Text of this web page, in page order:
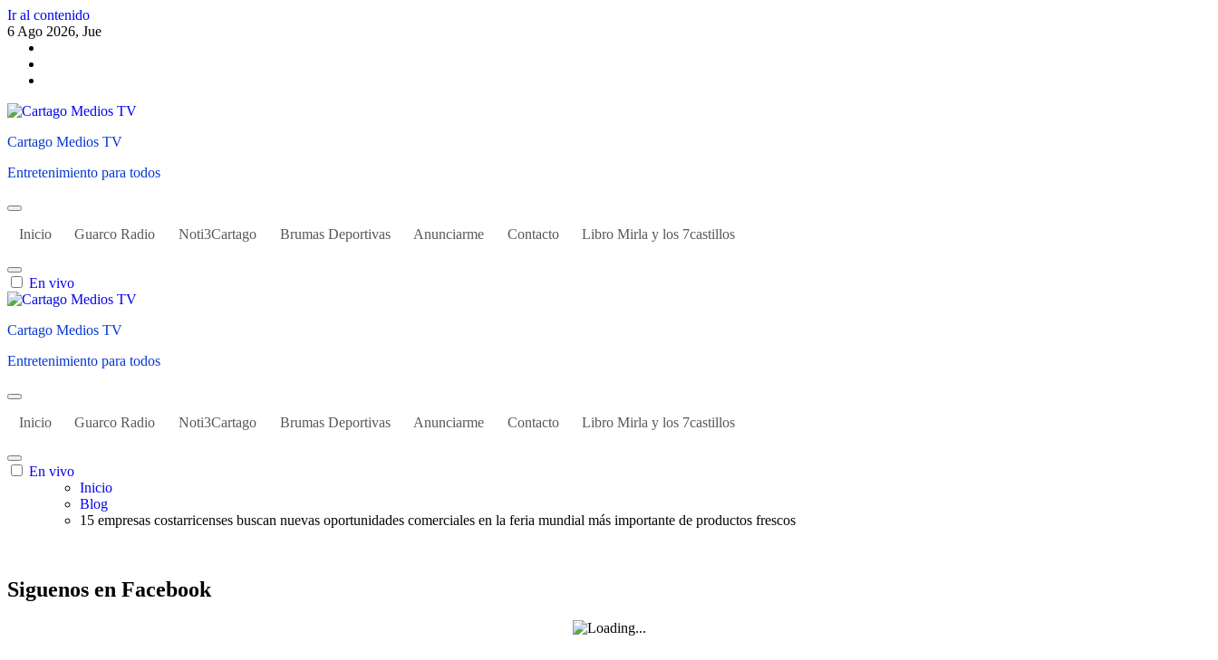
Ir al contenido
6 Ago 2026, Jue
Cartago Medios TV
Entretenimiento para todos
Inicio Guarco Radio Noti3Cartago Brumas Deportivas Anunciarme Contacto Libro Mirla y los 7castillos
En vivo
Cartago Medios TV
Entretenimiento para todos
Inicio Guarco Radio Noti3Cartago Brumas Deportivas Anunciarme Contacto Libro Mirla y los 7castillos
En vivo
Inicio
Blog
15 empresas costarricenses buscan nuevas oportunidades comerciales en la feria mundial más importante de productos frescos
Siguenos en Facebook